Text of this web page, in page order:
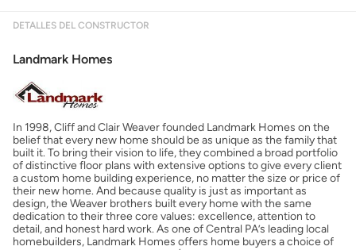
Obtener mi puntaje de crédito
Calcular mi hipoteca
Obtener Aprobación Previa
DETALLES DEL CONSTRUCTOR
Landmark Homes
In 1998, Cliff and Clair Weaver founded Landmark Homes on the
belief that every new home should be as unique as the family that
built it. To bring their vision to life, they combined a broad portfolio
of distinctive floor plans with extensive options to give every client
a custom home building experience, no matter the size or price of
their new home. And because quality is just as important as
design, the Weaver brothers built every home with the same
dedication to their three core values: excellence, attention to
detail, and honest hard work. As one of Central PA’s leading local
homebuilders, Landmark Homes offers home buyers a choice of